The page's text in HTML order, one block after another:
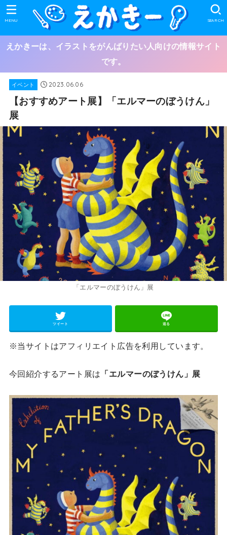
SEARCH
MENU
えかきーは、イラストをがんばりたい人向けの情報サイト
です。
イベント 2023.06.06
【おすすめアート展】「エルマーのぼうけん」
展
「エルマーのぼうけん」展
ツイート 送る
※当サイトはアフィリエイト広告を利用しています。
今回紹介するアート展は 「エルマーのぼうけん」展